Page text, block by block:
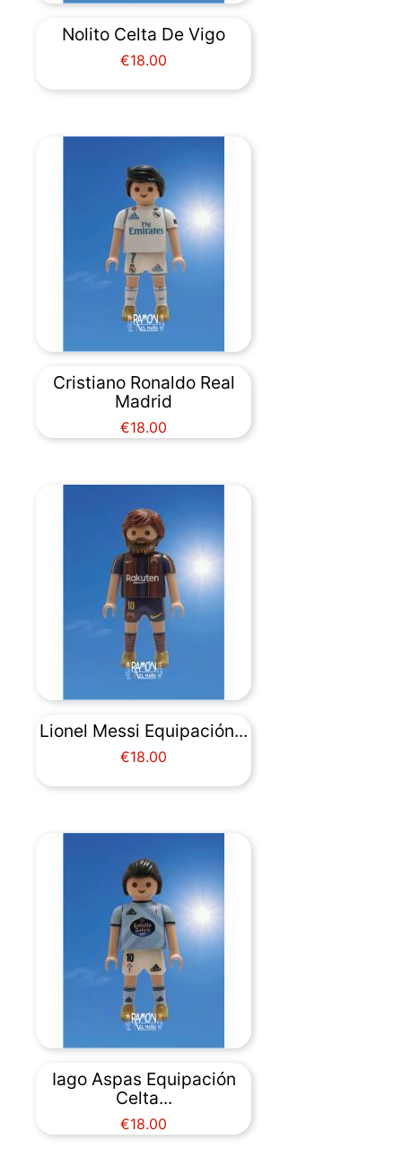
Nolito Celta De Vigo
Price
€18.00
Cristiano Ronaldo Real
Madrid
Price
€18.00
Lionel Messi Equipación...
Price
€18.00
Iago Aspas Equipación
Celta...
Price
€18.00